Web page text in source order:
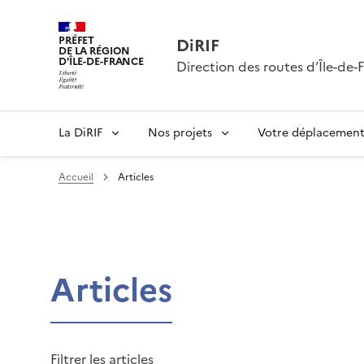
PRÉFET
DE LA RÉGION
D'ÎLE-DE-FRANCE
DiRIF
Direction des routes d’Île-de-
La DiRIF Nos projets Votre déplacement
Accueil Articles
Articles
Filtrer les articles